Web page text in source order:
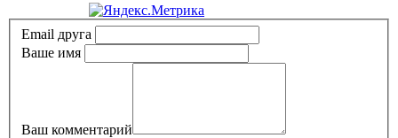
Email друга
Ваше имя
Ваш комментарий